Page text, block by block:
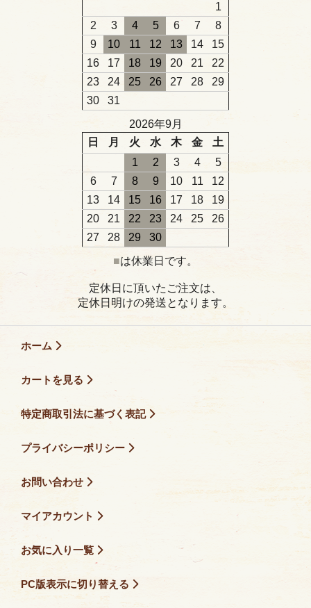
1
2
3 4 5 6 7
8
9
10 11 12 13 14
15
16
17 18 19 20 21
22
23
24 25 26 27 28
29
30
31
2026年9月
日
月 火 水 木 金
土
1
2 3 4
5
6
7 8 9 10 11
12
13
14 15 16 17 18
19
20
21 22 23 24 25
26
27
28 29
30
■は休業日です。
定休日に頂いたご注文は、
定休日明けの発送となります。
ホーム
カートを見る
特定商取引法に基づく表記
プライバシーポリシー
お問い合わせ
マイアカウント
お気に入り一覧
PC版表示に切り替える